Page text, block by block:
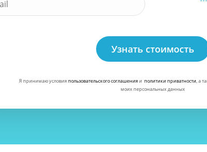
Узнать стоимость
Я принимаю условияпользовательского соглашенияи политики приватности, а
моих персональных данных